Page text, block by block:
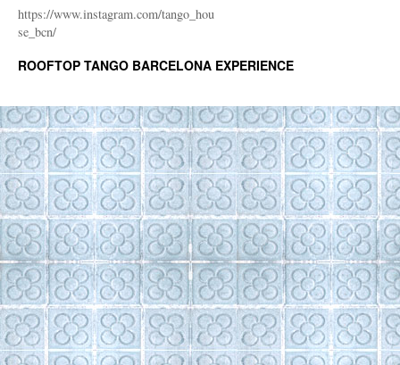
https://www.instagram.com/tango_hou
se_bcn/
ROOFTOP TANGO BARCELONA EXPERIENCE